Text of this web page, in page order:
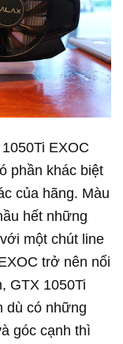
EXOC
phần khác biệt
của hãng. Màu
hết những
một chút line
trở nên nổi
GTX 1050Ti
dù có những
góc cạnh thì